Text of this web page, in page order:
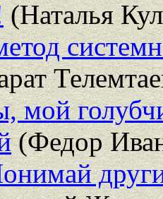
(Наталья
мой
(Федор